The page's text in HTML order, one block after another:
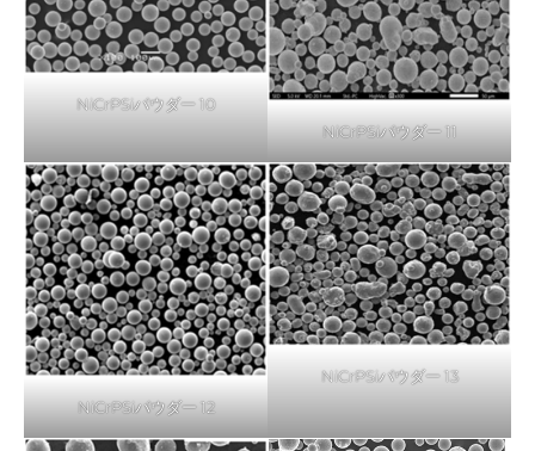
NiCrPSiパウダー 10
NiCrPSiパウダー 11
NiCrPSiパウダー 12
NiCrPSiパウダー 13